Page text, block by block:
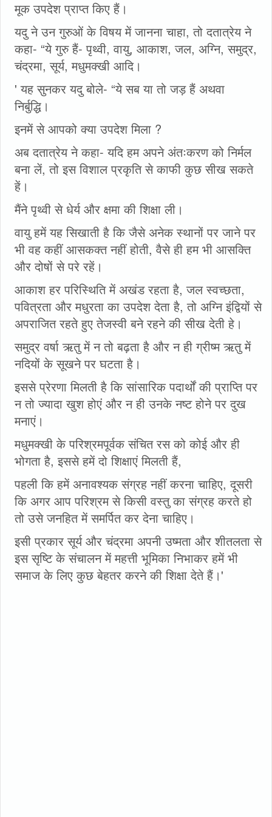
मूक उपदेश प्राप्त किए हैं।
यदु ने उन गुरुओं के विषय में जानना चाहा, तो दतात्रेय ने
कहा- “ये गुरु हैं- पृथ्वी, वायु, आकाश, जल, अग्नि, समुद्र,
चंद्रमा, सूर्य, मधुमक्खी आदि।
' यह सुनकर यदु बोले- “ये सब या तो जड़ हैं अथवा
निर्बुद्धि।
इनमें से आपको क्‍या उपदेश मिला ?
अब दतात्रेय ने कहा- यदि हम अपने अंतःकरण को निर्मल
बना लें, तो इस विशाल प्रकृति से काफी कुछ सीख सकते
हें।
मैंने पृथ्वी से धेर्य और क्षमा की शिक्षा ली।
वायु हमें यह सिखाती है कि जैसे अनेक स्थानों पर जाने पर
भी वह कहीं आसकक्‍त नहीं होती, वैसे ही हम भी आसक्ति
और दोषों से परे रहें।
आकाश हर परिस्थिति में अखंड रहता है, जल स्वच्छता,
पवित्रता और मधुरता का उपदेश देता है, तो अग्नि इंद्वियों से
अपराजित रहते हुए तेजस्वी बने रहने की सीख देती हे।
समुद्र वर्षा ऋतु में न तो बढ़ता है और न ही ग्रीष्म ऋतु में
नदियों के सूखने पर घटता है।
इससे प्रेरणा मिलती है कि सांसारिक पदार्थों की प्राप्ति पर
न तो ज्यादा खुश होएं और न ही उनके नष्ट होने पर दुख
मनाएं।
मधुमक्खी के परिश्रमपूर्वक संचित रस को कोई और ही
भोगता है, इससे हमें दो शिक्षाएं मिलती हैं,
पहली कि हमें अनावश्यक संग्रह नहीं करना चाहिए, दूसरी
कि अगर आप परिश्रम से किसी वस्तु का संग्रह करते हो
तो उसे जनहित में समर्पित कर देना चाहिए।
इसी प्रकार सूर्य और चंद्रमा अपनी उष्मता और शीतलता से
इस सृष्टि के संचालन में महत्ती भूमिका निभाकर हमें भी
समाज के लिए कुछ बेहतर करने की शिक्षा देते हैं।'